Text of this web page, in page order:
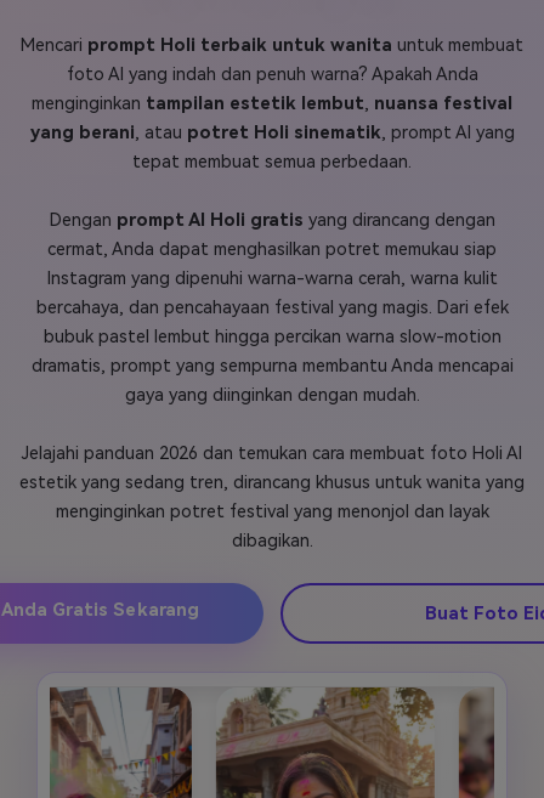
FAQs Hubungi Kami
Tips & Tutorial AI
Jelajahi Lebih Banyak >>
Masuk
Berkreasi dengan AI
Mencari prompt Holi terbaik untuk wanita untuk membuat
foto AI yang indah dan penuh warna? Apakah Anda
menginginkan tampilan estetik lembut, nuansa festival
yang berani, atau potret Holi sinematik, prompt AI yang
tepat membuat semua perbedaan.
Dengan prompt AI Holi gratis yang dirancang dengan
cermat, Anda dapat menghasilkan potret memukau siap
Instagram yang dipenuhi warna-warna cerah, warna kulit
bercahaya, dan pencahayaan festival yang magis. Dari efek
bubuk pastel lembut hingga percikan warna slow-motion
dramatis, prompt yang sempurna membantu Anda mencapai
gaya yang diinginkan dengan mudah.
Jelajahi panduan 2026 dan temukan cara membuat foto Holi AI
estetik yang sedang tren, dirancang khusus untuk wanita yang
menginginkan potret festival yang menonjol dan layak
dibagikan.
Gratis Sekarang Buat Foto